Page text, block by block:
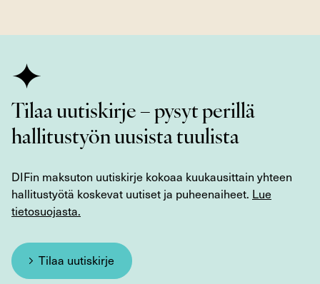
Tilaa uutiskirje – pysyt perillä
hallitustyön uusista tuulista
DIFin maksuton uutiskirje kokoaa kuukausittain yhteen
hallitustyötä koskevat uutiset ja puheenaiheet. Lue
tietosuojasta.
Tilaa uutiskirje